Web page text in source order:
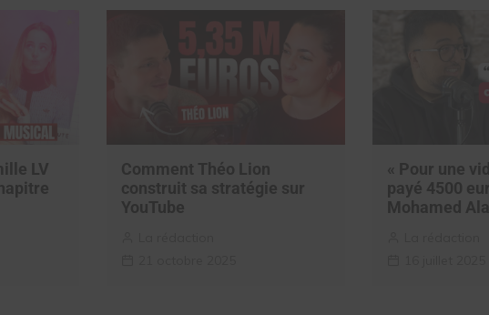
LV
Comment Théo Lion
construit sa stratégie sur
YouTube
« Pour une
payé 4500
Mohamed